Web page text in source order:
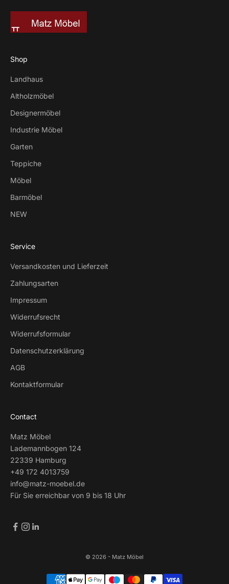
Shop
Landhaus
Altholzmöbel
Designermöbel
Industrie Möbel
Garten
Teppiche
Möbel
Barmöbel
NEW
Service
Versandkosten und Lieferzeit
Zahlungsarten
Impressum
Widerrufsrecht
Widerrufsformular
Datenschutzerklärung
AGB
Kontaktformular
Contact
Matz Möbel
Lademannbogen 124
22339 Hamburg
+49 172 4013759
info@matz-moebel.de
Für Sie erreichbar von 9 bis 18 Uhr
© 2026 - Matz Möbel